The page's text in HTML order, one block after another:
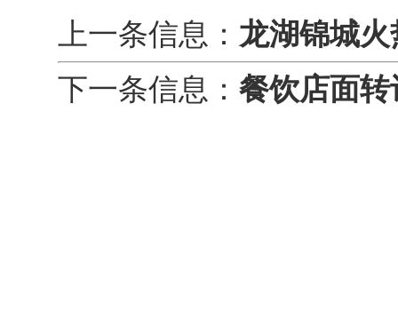
上一条信息： 龙湖锦城
下一条信息： 餐饮店面